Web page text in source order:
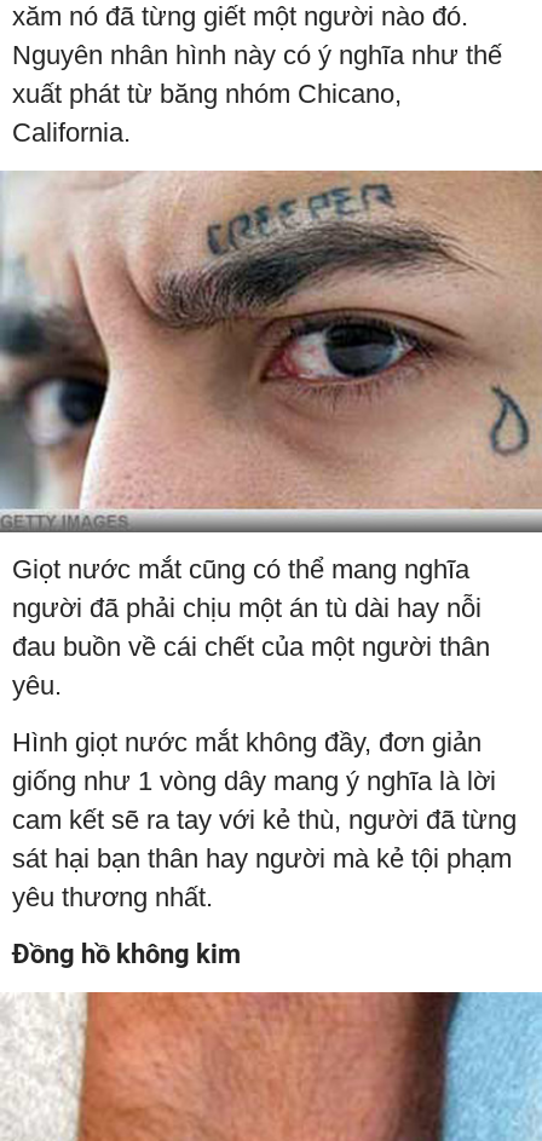
xăm nó đã từng giết một người nào đó.
Nguyên nhân hình này có ý nghĩa như thế
xuất phát từ băng nhóm Chicano,
California.
Giọt nước mắt cũng có thể mang nghĩa
người đã phải chịu một án tù dài hay nỗi
đau buồn về cái chết của một người thân
yêu.
Hình giọt nước mắt không đầy, đơn giản
giống như 1 vòng dây mang ý nghĩa là lời
cam kết sẽ ra tay với kẻ thù, người đã từng
sát hại bạn thân hay người mà kẻ tội phạm
yêu thương nhất.
Đồng hồ không kim